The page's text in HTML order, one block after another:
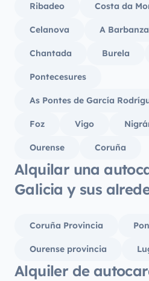
Ribadeo Costa da
Celanova A Barbanza
Chantada Burela
Pontecesures
As Pontes de García
Foz Vigo
Ourense Coruña
Alquilar una
Galicia y sus
Coruña Provincia
Ourense provincia
Alquiler de